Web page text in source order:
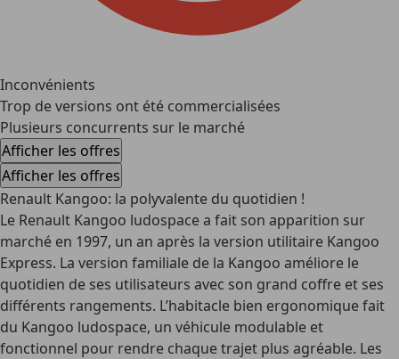
Inconvénients
Trop de versions ont été commercialisées
Plusieurs concurrents sur le marché
Afficher les offres
Afficher les offres
Renault Kangoo: la polyvalente du quotidien !
Le Renault Kangoo ludospace a fait son apparition sur
marché en 1997, un an après la version utilitaire Kangoo
Express. La version familiale de la Kangoo améliore le
quotidien de ses utilisateurs avec son grand coffre et ses
différents rangements. L’habitacle bien ergonomique fait
du Kangoo ludospace, un véhicule modulable et
fonctionnel pour rendre chaque trajet plus agréable. Les